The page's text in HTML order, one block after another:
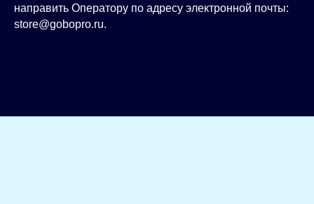
направить Оператору по адресу электронной почты:
store@gobopro.ru.